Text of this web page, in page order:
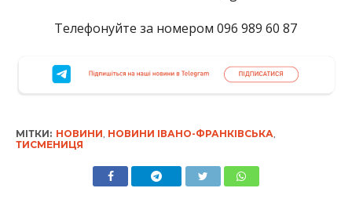
Телефонуйте за номером 096 989 60 87
МІТКИ: НОВИНИ, НОВИНИ ІВАНО-ФРАНКІВСЬКА,
ТИСМЕНИЦЯ